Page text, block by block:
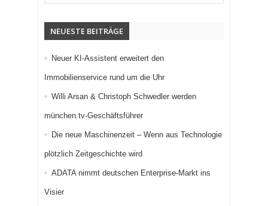
NEUESTE BEITRÄGE
Neuer KI-Assistent erweitert den
Immobilienservice rund um die Uhr
Willi Arsan & Christoph Schwedler werden
münchen.tv-Geschäftsführer
Die neue Maschinenzeit – Wenn aus Technologie
plötzlich Zeitgeschichte wird
ADATA nimmt deutschen Enterprise-Markt ins
Visier